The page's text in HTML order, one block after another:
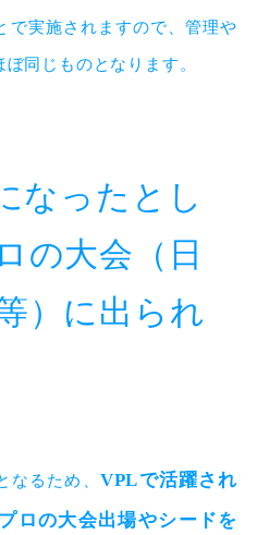
で実施されますので、管理や
同じものとなります。
なったとし
の大会（日
）に出られ
なるため、 VPLで活躍され
ロの大会出場やシードを